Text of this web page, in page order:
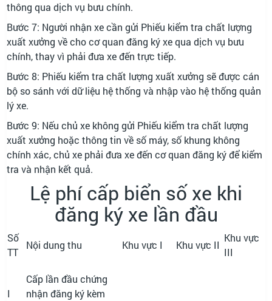
thông qua dịch vụ bưu chính.
Bước 7: Người nhận xe cần gửi Phiếu kiểm tra chất lượng
xuất xưởng về cho cơ quan đăng ký xe qua dịch vụ bưu
chính, thay vì phải đưa xe đến trực tiếp.
Bước 8: Phiếu kiểm tra chất lượng xuất xưởng sẽ được cán
bộ so sánh với dữ liệu hệ thống và nhập vào hệ thống quản
lý xe.
Bước 9: Nếu chủ xe không gửi Phiếu kiểm tra chất lượng
xuất xưởng hoặc thông tin về số máy, số khung không
chính xác, chủ xe phải đưa xe đến cơ quan đăng ký để kiểm
tra và nhận kết quả.
Lệ phí cấp biển số xe khi
đăng ký xe lần đầu
Số
TT
Nội dung thu Khu vực I Khu vực II
Khu vực
III
I
Cấp lần đầu chứng
nhận đăng ký kèm